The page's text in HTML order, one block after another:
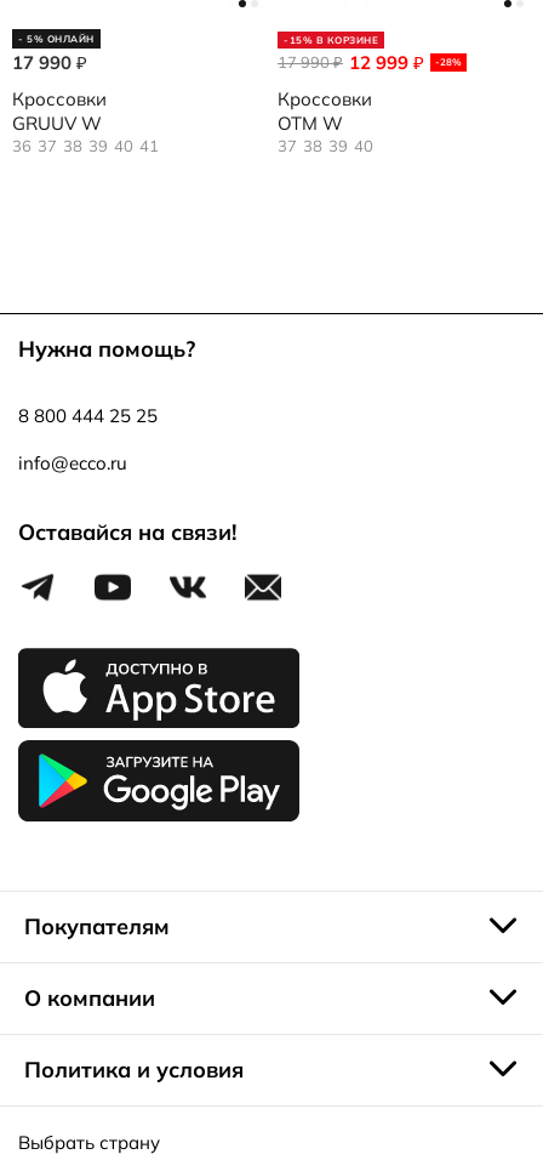
- 5% ОНЛАЙН
17 990 ₽
Кроссовки
GRUUV W
36 37 38 39 40 41
-15% В КОРЗИНЕ
12 999 ₽ -28%
17 990₽
Кроссовки
OTM W
37 38 39 40
Нужна помощь?
8 800 444 25 25
info@ecco.ru
Оставайся на связи!
Покупателям
О компании
Политика и условия
Выбрать страну